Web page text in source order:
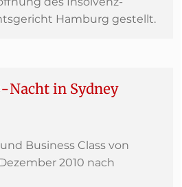
Hamburg gestellt.
Nacht in Sydney
Business Class von
2010 nach